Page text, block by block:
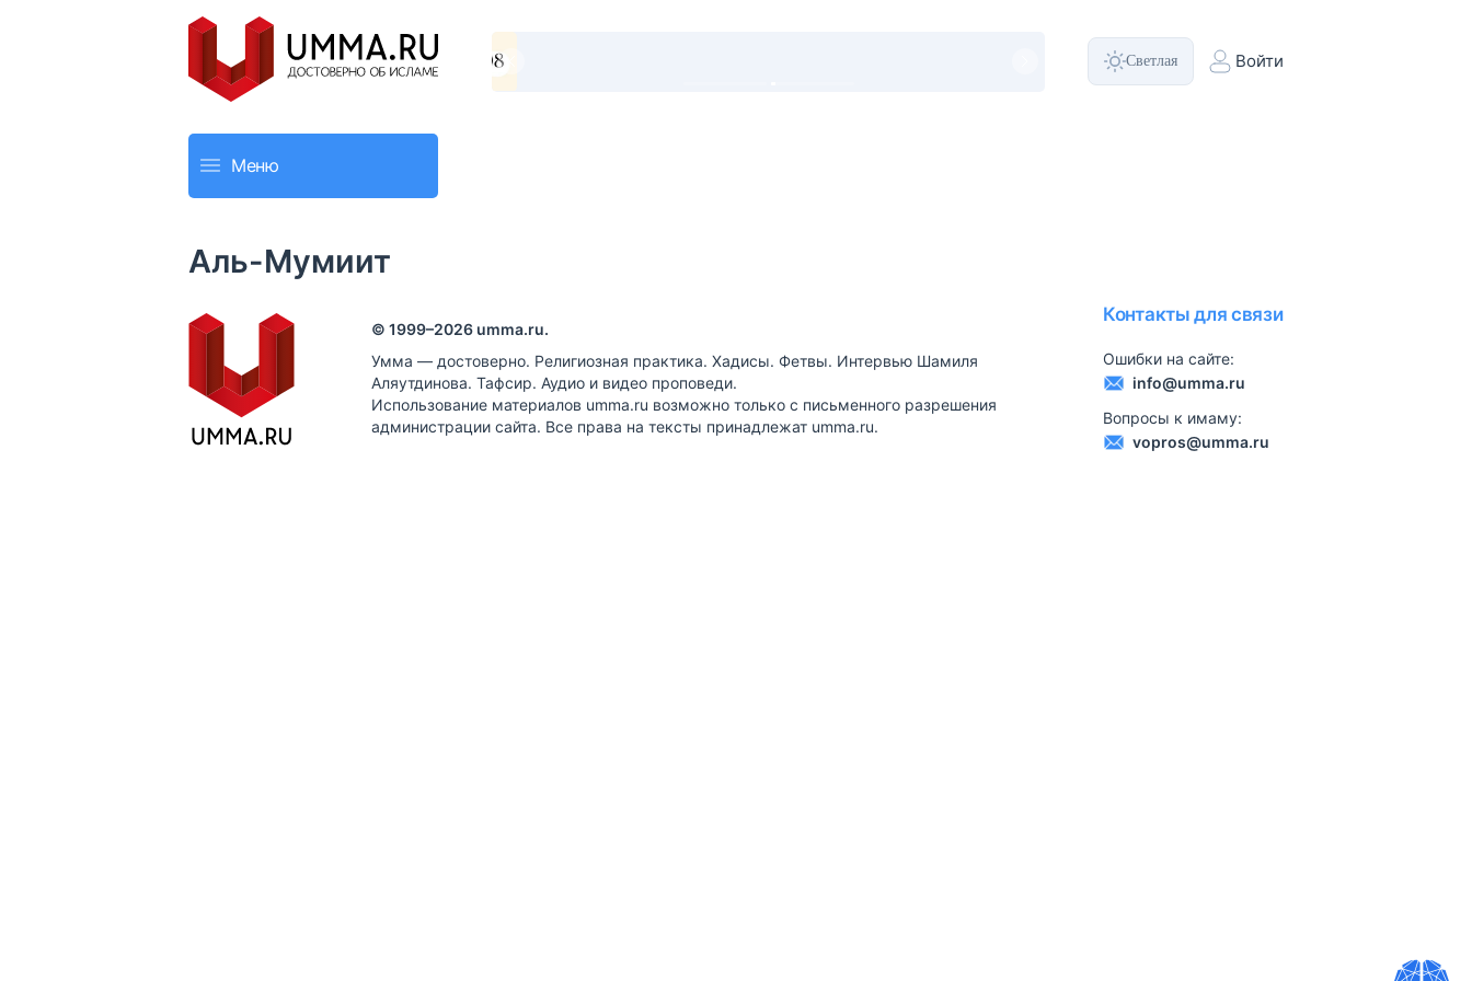
Светлая Войти
Меню
Аль-Мумиит
© 1999–2026 umma.ru.
Умма — достоверно. Религиозная практика. Хадисы. Фетвы. Интервью Шамиля
Аляутдинова. Тафсир. Аудио и видео проповеди.
Использование материалов umma.ru возможно только с письменного разрешения
администрации сайта. Все права на тексты принадлежат umma.ru.
Контакты для связи
Ошибки на сайте:
info@umma.ru
Вопросы к имаму:
vopros@umma.ru